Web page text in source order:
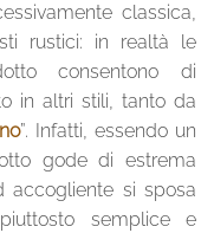
classica,
rustici: in realtà le
consentono di
in altri stili, tanto da
”. Infatti, essendo un
gode di estrema
accogliente si sposa
semplice e